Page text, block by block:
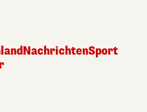
NachrichtenSport